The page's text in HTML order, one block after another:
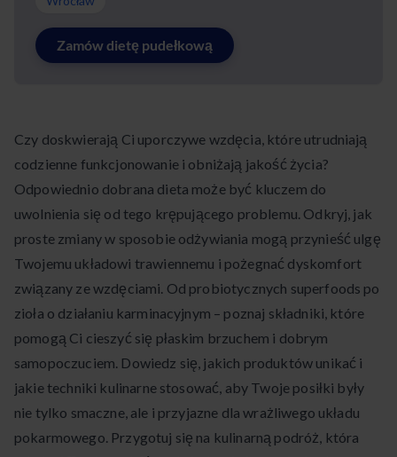
Zamów dietę pudełkową
Czy doskwierają Ci uporczywe wzdęcia, które utrudniają
codzienne funkcjonowanie i obniżają jakość życia?
Odpowiednio dobrana dieta może być kluczem do
uwolnienia się od tego krępującego problemu. Odkryj, jak
proste zmiany w sposobie odżywiania mogą przynieść ulgę
Twojemu układowi trawiennemu i pożegnać dyskomfort
związany ze wzdęciami. Od probiotycznych superfoods po
zioła o działaniu karminacyjnym – poznaj składniki, które
pomogą Ci cieszyć się płaskim brzuchem i dobrym
samopoczuciem. Dowiedz się, jakich produktów unikać i
jakie techniki kulinarne stosować, aby Twoje posiłki były
nie tylko smaczne, ale i przyjazne dla wrażliwego układu
pokarmowego. Przygotuj się na kulinarną podróż, która